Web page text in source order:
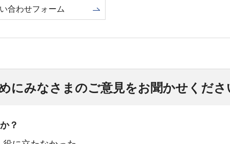
合わせフォーム
にみなさまのご意見をお聞かせくださ
？